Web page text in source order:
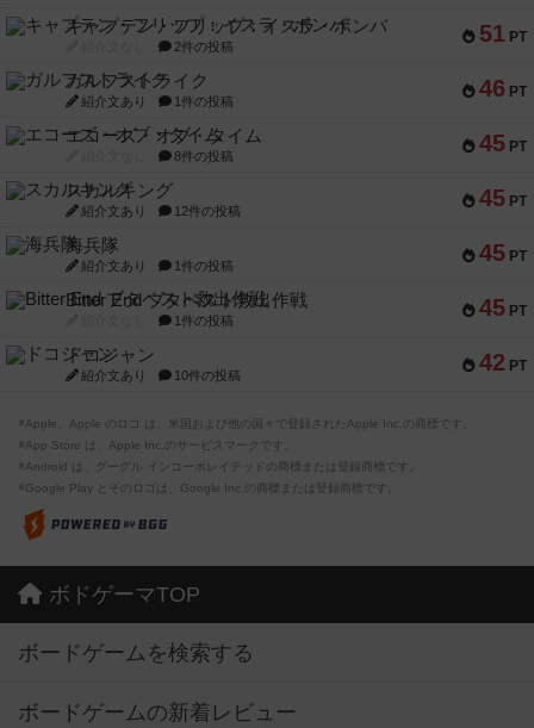
51 PT
キャプテン・フリップ：イスラ・ボンバ
2件の投稿
46 PT
ガルフストライク
紹介文あり 1件の投稿
45 PT
エコーズ・オブ・タイム
8件の投稿
45 PT
スカルキング
紹介文あり 12件の投稿
45 PT
海兵隊
紹介文あり 1件の投稿
45 PT
Bitter End ブタペスト救出作戦
1件の投稿
42 PT
ドコジャン
紹介文あり 10件の投稿
※Apple、Apple のロゴ は、米国および他の国々で登録されたApple Inc.の商標です。
※App Store は、Apple Inc.のサービスマークです。
※Android は、グーグル インコーポレイテッドの商標または登録商標です。
※Google Play とそのロゴは、Google Inc.の商標または登録商標です。
ボドゲーマTOP
ボードゲームを検索する
ボードゲームの新着レビュー